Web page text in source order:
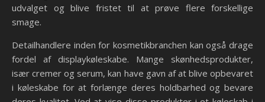
udvalget og blive fristet til at prøve flere forskellige
smage.
Detailhandlere inden for kosmetikbranchen kan også drage
fordel af displaykøleskabe. Mange skønhedsprodukter,
især cremer og serum, kan have gavn af at blive opbevaret
i køleskabe for at forlænge deres holdbarhed og bevare